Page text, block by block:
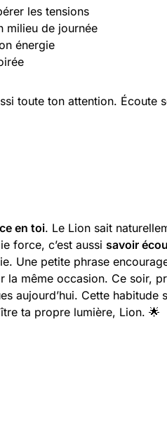
les tensions
milieu de journée
énergie
toute ton attention. Écoute
en toi. Le Lion sait
force, c’est aussi savoir
Une petite phrase
la même occasion. Ce soir,
aujourd’hui. Cette habitude
ta propre lumière, Lion. 🌟